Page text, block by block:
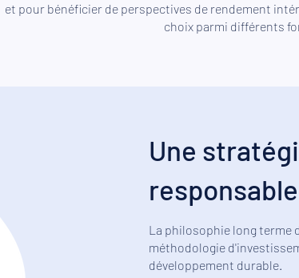
et pour bénéficier de perspectives de rendement
choix parmi différents
Une
responsable
La philosophie long terme
méthodologie
développement durable.